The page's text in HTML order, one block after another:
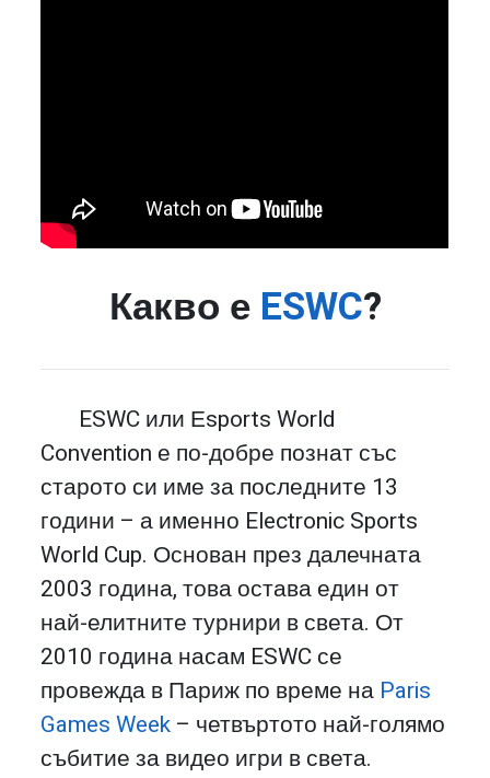
Какво е ESWC?
ESWC или Еsports World
Convention е по-добре познат със
старото си име за последните 13
години – а именно Electronic Sports
World Cup. Основан през далечната
2003 година, това остава един от
най-елитните турнири в света. От
2010 година насам ESWC се
провежда в Париж по време на Paris
Games Week– четвъртото най-голямо
събитие за видео игри в света.